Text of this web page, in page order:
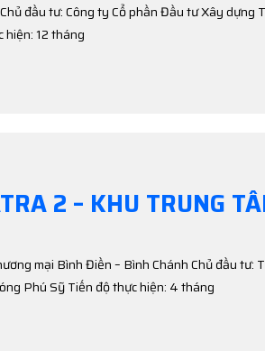
đầu tư: Công ty Cổ phần Đầu tư Xây
hiện: 12 tháng
2 – KHU TRUNG
mại Bình Điền – Bình Chánh Chủ đầu tư:
Phú Sỹ Tiến độ thực hiện: 4 tháng